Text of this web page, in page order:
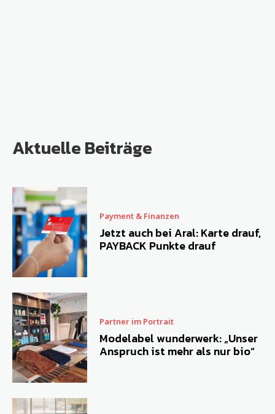
Aktuelle Beiträge
Payment & Finanzen
Jetzt auch bei Aral: Karte drauf,
PAYBACK Punkte drauf
Partner im Portrait
Modelabel wunderwerk: „Unser
Anspruch ist mehr als nur bio“